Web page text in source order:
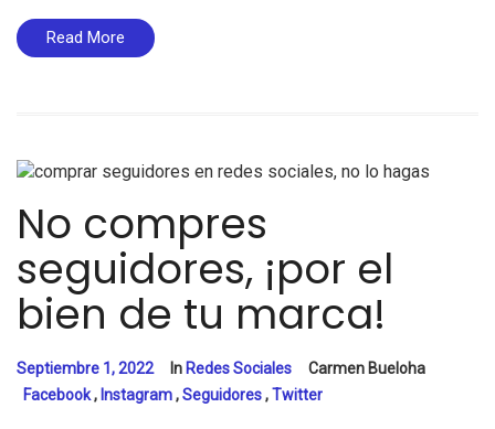
Read More
No compres
seguidores, ¡por el
bien de tu marca!
Septiembre 1, 2022 In Redes Sociales
Carmen Bueloha
Facebook, Instagram,Seguidores,Twitter